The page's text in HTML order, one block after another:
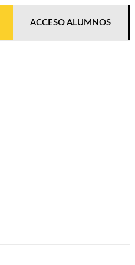
ACCESO ALUMNOS